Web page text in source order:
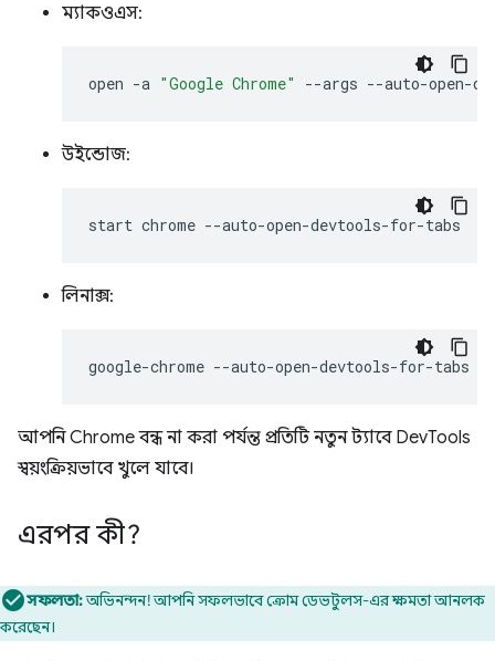
ম্যাকওএস:
open -a "Google Chrome" --args
উইন্ডোজ:
start chrome
লিনাক্স:
google-chrome
আপনি Chrome বন্ধ না করা পর্যন্ত প্রতিটি নতুন ট্যাবে DevTools
স্বয়ংক্রিয়ভাবে খুলে যাবে।
এরপর কী?
সফলতা:অভিনন্দন! আপনি সফলভাবে ক্রোম ডেভটুলস-এর ক্ষমতা আনলক
করেছেন।